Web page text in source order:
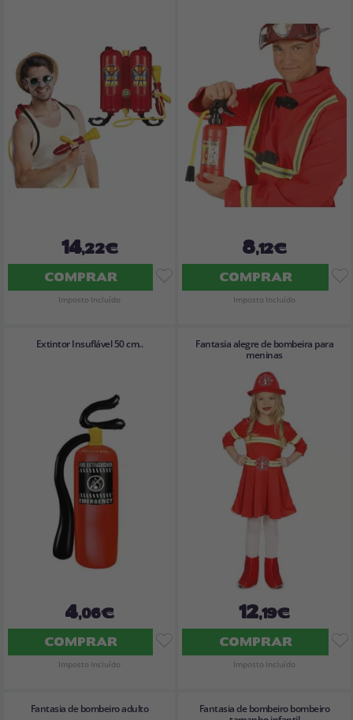
14,22€
COMPRAR
Imposto Incluído
8,12€
COMPRAR
Imposto Incluído
Extintor Insuflável 50 cm..
4,06€
COMPRAR
Imposto Incluído
Fantasia alegre de bombeira para
meninas
12,19€
COMPRAR
Imposto Incluído
Fantasia de bombeiro adulto
Fantasia de bombeiro bombeiro